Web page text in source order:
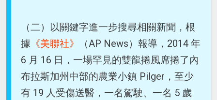
（二）以關鍵字進一步搜尋相關新聞，根
據 《美聯社》
（AP News）報導，2014 年
6 月 16 日，一場罕見的雙龍捲風席捲了內
布拉斯加州中部的農業小鎮 Pilger，至少
有 19 人受傷送醫，一名駕駛、一名 5 歲